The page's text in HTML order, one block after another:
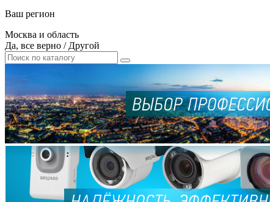
Ваш регион
Москва и область
Да, все верно / Другой